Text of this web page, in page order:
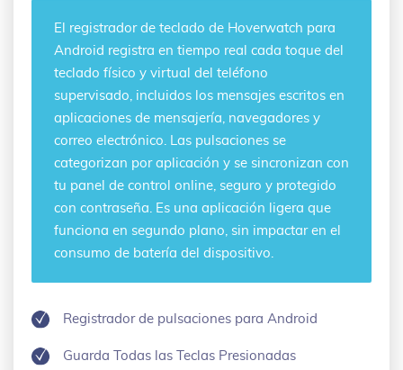
El registrador de teclado de Hoverwatch para
Android registra en tiempo real cada toque del
teclado físico y virtual del teléfono
supervisado, incluidos los mensajes escritos en
aplicaciones de mensajería, navegadores y
correo electrónico. Las pulsaciones se
categorizan por aplicación y se sincronizan con
tu panel de control online, seguro y protegido
con contraseña. Es una aplicación ligera que
funciona en segundo plano, sin impactar en el
consumo de batería del dispositivo.
Registrador de pulsaciones para Android
Guarda Todas las Teclas Presionadas